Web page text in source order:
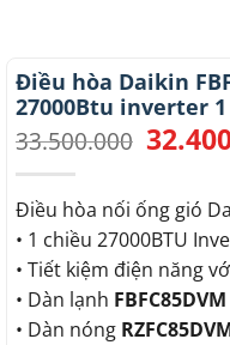
Điều hòa Daikin
27000Btu inverter
33.500.000 Giá
gốc
Điều hòa nối ống gió
• 1 chiều 27000BTU
• Tiết kiệm điện năng
• Dàn lạnh FBFC85DVM
• Dàn nóng